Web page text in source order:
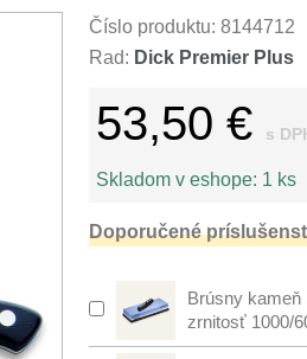
Číslo produktu: 8144712
Rad: Dick Premier Plus
53,50 € s
Skladom v eshope: 1 ks
Doporučené
Brúsny kameň
zrnitosť 1000/